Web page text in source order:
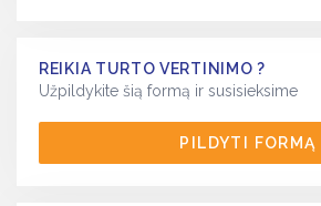
REIKIA TURTO VERTINIMO ?
Užpildykite šią formą ir susisieksime
PILDYTI FORMĄ